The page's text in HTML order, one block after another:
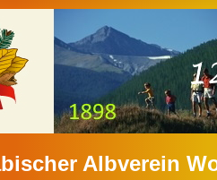
Albverein